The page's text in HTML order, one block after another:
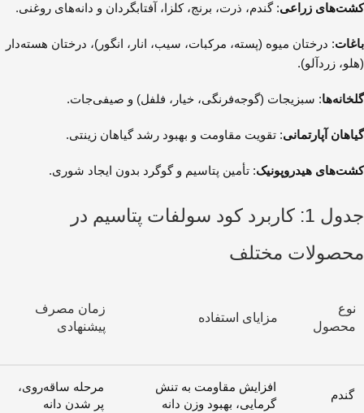
کشت‌های زراعی: گندم، ذرت، برنج، کلزا، آفتابگردان و دانه‌های روغنی.
باغات: درختان میوه (پسته، مرکبات، سیب، انار، انگور)، درختان هسته‌دار
(هلو، زردآلو).
گلخانه‌ها: سبزیجات (گوجه‌فرنگی، خیار، فلفل) و صیفی‌جات.
گیاهان آپارتمانی: تقویت مقاومت و بهبود رشد گیاهان زینتی.
کشت‌های هیدروپونیک: تأمین پتاسیم و گوگرد بدون ایجاد شوری.
جدول 1: کاربرد کود سولفات پتاسیم در
محصولات مختلف
نوع
محصول
مزایای استفاده
زمان مصرف
پیشنهادی
گندم
افزایش مقاومت به تنش
گرمایی، بهبود وزن دانه
مرحله ساقه‌روی،
پر شدن دانه